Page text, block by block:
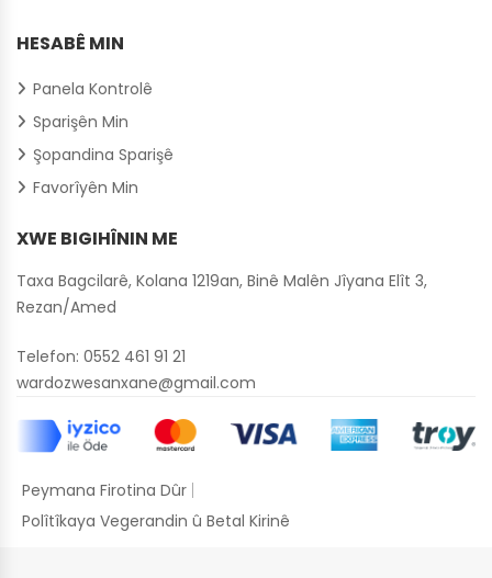
HESABÊ MIN
Panela Kontrolê
Sparişên Min
Şopandina Sparişê
Favorîyên Min
XWE BIGIHÎNIN ME
Taxa Bagcilarê, Kolana 1219an, Binê Malên Jîyana Elît 3,
Rezan/Amed
Telefon: 0552 461 91 21
wardozwesanxane@gmail.com
Peymana Firotina Dûr
Polîtîkaya Vegerandin û Betal Kirinê